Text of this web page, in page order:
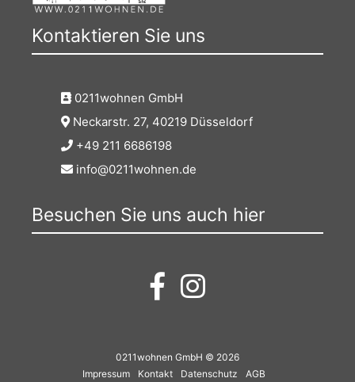
Kontaktieren Sie uns
0211wohnen GmbH
Neckarstr. 27, 40219 Düsseldorf
+49 211 6686198
info@0211wohnen.de
Besuchen Sie uns auch hier
0211wohnen GmbH © 2026
Impressum
Kontakt Datenschutz AGB